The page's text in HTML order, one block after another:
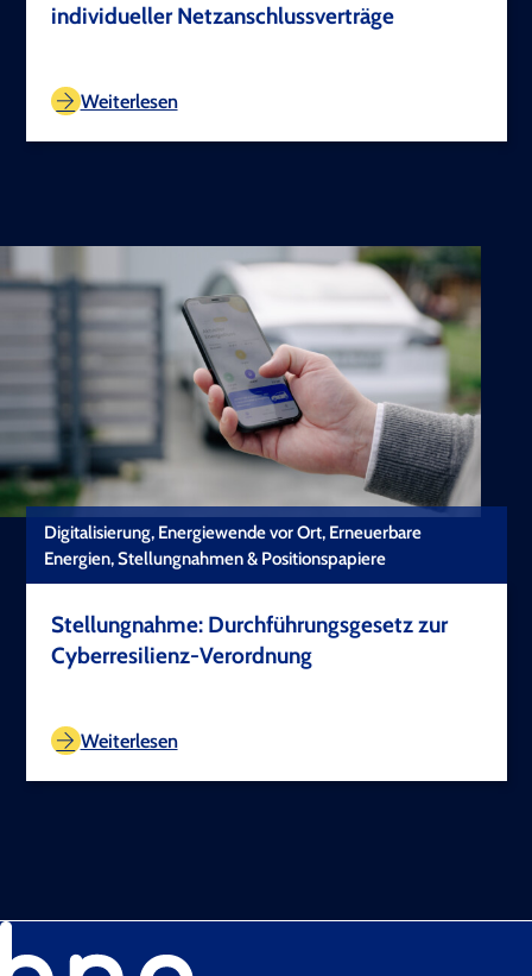
individueller Netzanschlussverträge
Weiterlesen
Digitalisierung, Energiewende vor Ort, Erneuerbare
Energien, Stellungnahmen & Positionspapiere
Stellungnahme: Durchführungsgesetz zur
Cyberresilienz-Verordnung
Weiterlesen